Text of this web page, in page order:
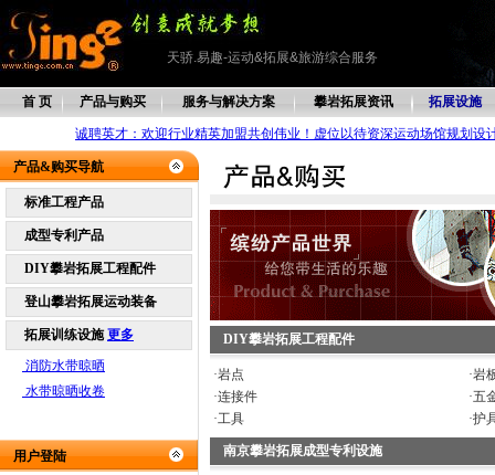
天骄.易趣-运动&拓展&旅游综合服务
首 页 产品与购买 服务与解决方案 攀岩拓展资讯 拓展设施
诚聘英才：欢迎行业精英加盟共创伟业！虚位以待资深运动场馆规划
产品&购买导航
标准工程产品
成型专利产品
DIY攀岩拓展工程配件
登山攀岩拓展运动装备
拓展训练设施更多
消防水带晾晒
水带晾晒收卷
用户登陆
DIY攀岩拓展工程配件
·岩点 ·岩
·连接件 ·五
·工具 ·护
南京攀岩拓展成型专利设施